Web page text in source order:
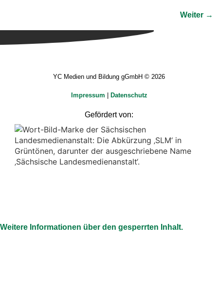
Weiter →
YC Medien und Bildung gGmbH © 2026
Impressum Datenschutz
Gefördert von:
Weitere Informationen über den gesperrten Inhalt.